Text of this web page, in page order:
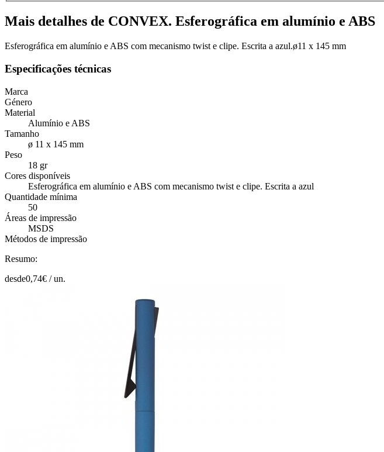
Mais detalhes de CONVEX. Esferográfica em alumínio e ABS
Esferográfica em alumínio e ABS com mecanismo twist e clipe. Escrita a azul.ø11 x 145 mm
Especificações técnicas
Marca
Género
Material
Alumínio e ABS
Tamanho
ø 11 x 145 mm
Peso
18 gr
Cores disponíveis
Esferográfica em alumínio e ABS com mecanismo twist e clipe. Escrita a azul
Quantidade mínima
50
Áreas de impressão
MSDS
Métodos de impressão
Resumo:
desde0,74€ /un.